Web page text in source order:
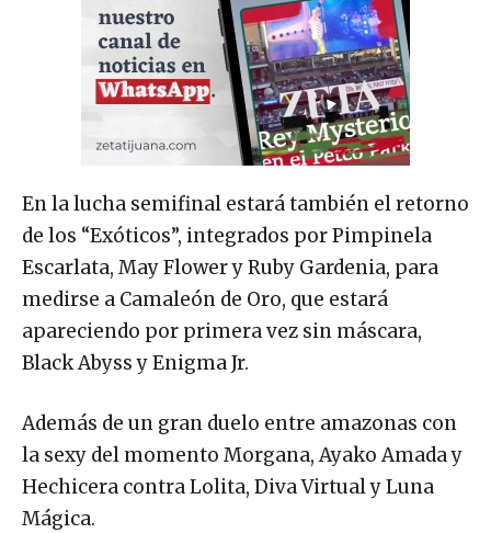
En la lucha semifinal estará también el retorno
de los “Exóticos”, integrados por Pimpinela
Escarlata, May Flower y Ruby Gardenia, para
medirse a Camaleón de Oro, que estará
apareciendo por primera vez sin máscara,
Black Abyss y Enigma Jr.
Además de un gran duelo entre amazonas con
la sexy del momento Morgana, Ayako Amada y
Hechicera contra Lolita, Diva Virtual y Luna
Mágica.